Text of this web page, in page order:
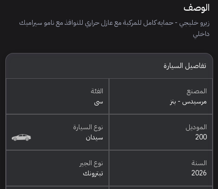
الوصف
زيرو خليجي - حمايه كامل للمركبة مع عازل حراري للنوافذ مع نامو سيراميك
داخلي
تفاصيل السيارة
المصنع
مرسيدس - بنز
الفئة
سي
الموديل
200
نوع السيارة
سيدان
السنة
2026
نوع الجير
تبترونك